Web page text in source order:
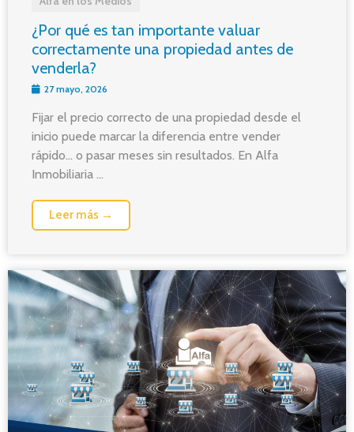
¿Por qué es tan importante valuar
correctamente una propiedad antes de
venderla?
27 mayo, 2026
Fijar el precio correcto de una propiedad desde el
inicio puede marcar la diferencia entre vender
rápido… o pasar meses sin resultados. En Alfa
Inmobiliaria ...
Leer más →